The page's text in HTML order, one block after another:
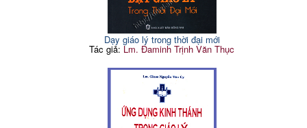
Dạy giáo lý trong thời đại mới
Tác giả:Lm. Đaminh Trịnh Văn Thục